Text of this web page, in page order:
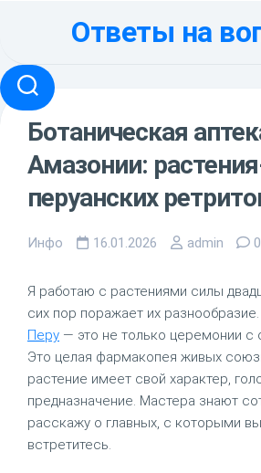
Ответы на
Ботаническая
Амазонии:
перуанских
Инфо 16.01.2026 admin 0
Я работаю с растениями силы
сих пор поражает их разнообразие.
Перу — это не только церемонии с
Это целая фармакопея живых
растение имеет свой характер,
предназначение. Мастера знают
расскажу о главных, с которыми
встретитесь.